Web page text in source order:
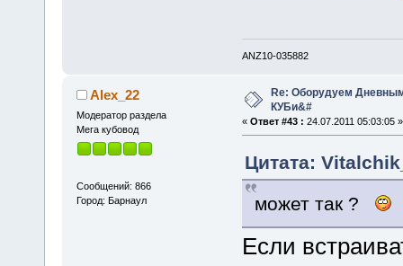
ANZ10-035882
Alex_22
Модератор раздела
Мега кубовод
Сообщений: 866
Город: Барнаул
Re: Оборудуем
КУБи&#
« Ответ #43 : 24.07.2011 05:03:05 »
Цитата:
может так ?
Если